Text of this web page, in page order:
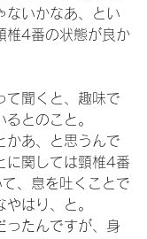
ないかなあ、とい
椎4番の状態が良か
て聞くと、趣味で
とのこと。
かあ、と思うんで
に関しては頸椎4番
、息を吐くことで
はり、と。
ったんですが、身